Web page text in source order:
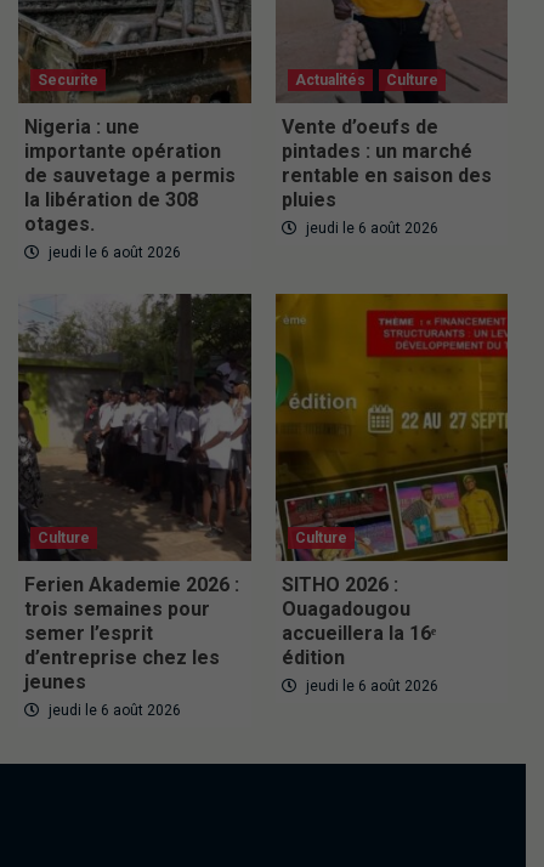
Securite
Nigeria : une
importante opération
de sauvetage a permis
la libération de 308
otages.
jeudi le 6 août 2026
Actualités Culture
Vente d’oeufs de
pintades : un marché
rentable en saison des
pluies
jeudi le 6 août 2026
Culture
Ferien Akademie 2026 :
trois semaines pour
semer l’esprit
d’entreprise chez les
jeunes
jeudi le 6 août 2026
Culture
SITHO 2026 :
Ouagadougou
accueillera la 16ᵉ
édition
jeudi le 6 août 2026